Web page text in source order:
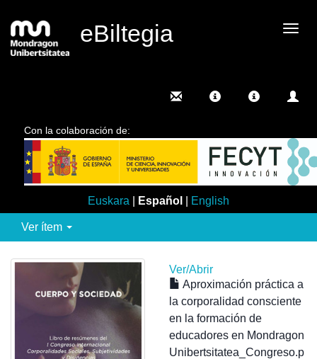
eBiltegia
Con la colaboración de:
Euskara Español English
Ver ítem
Ver/Abrir
Aproximación práctica a
la corporalidad consciente
en la formación de
educadores en Mondragon
Unibertsitatea_Congreso.p